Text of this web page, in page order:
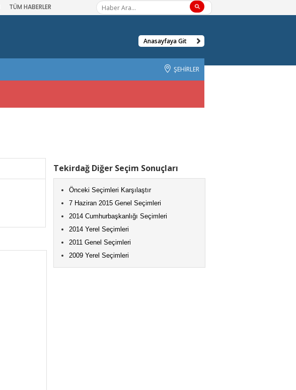
TÜM HABERLER
Anasayfaya Git
ŞEHİRLER
Tekirdağ Diğer Seçim Sonuçları
Önceki Seçimleri Karşılaştır
7 Haziran 2015 Genel Seçimleri
2014 Cumhurbaşkanlığı Seçimleri
2014 Yerel Seçimleri
2011 Genel Seçimleri
2009 Yerel Seçimleri